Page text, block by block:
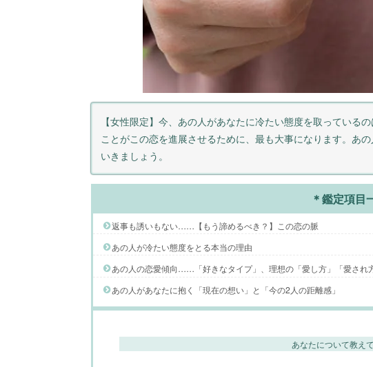
【女性限定】今、あの人があなたに冷たい態度を取っている
ことがこの恋を進展させるために、最も大事になります。あ
いきましょう。
＊鑑定項目
返事も誘いもない……【もう諦めるべき？】この恋の脈
あの人が冷たい態度をとる本当の理由
あの人の恋愛傾向……「好きなタイプ」、理想の「愛し方」「愛され
あの人があなたに抱く「現在の想い」と「今の2人の距離感」
あなたについて教え